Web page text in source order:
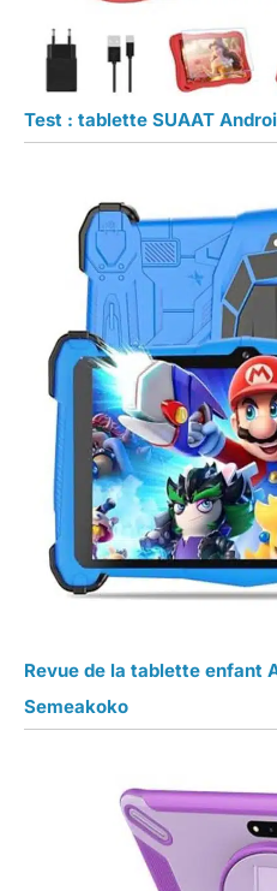
Test : tablette SUAAT
Revue de la tablette enfant
Semeakoko